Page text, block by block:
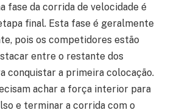
fase da corrida de velocidade é
final. Esta fase é geralmente
pois os competidores estão
entre o restante dos
conquistar a primeira colocação.
achar a força interior para
e terminar a corrida com o